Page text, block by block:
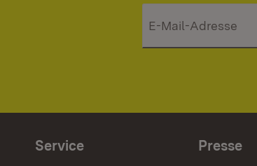
Service Presse